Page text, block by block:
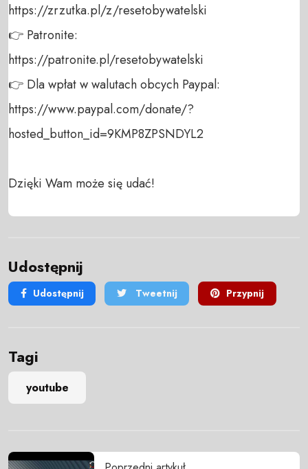
https://zrzutka.pl/z/resetobywatelski
👉 Patronite:
https://patronite.pl/resetobywatelski
👉 Dla wpłat w walutach obcych Paypal:
https://www.paypal.com/donate/?
hosted_button_id=9KMP8ZPSNDYL2
Dzięki Wam może się udać!
Udostępnij
Udostępnij Tweetnij Przypnij
Tagi
youtube